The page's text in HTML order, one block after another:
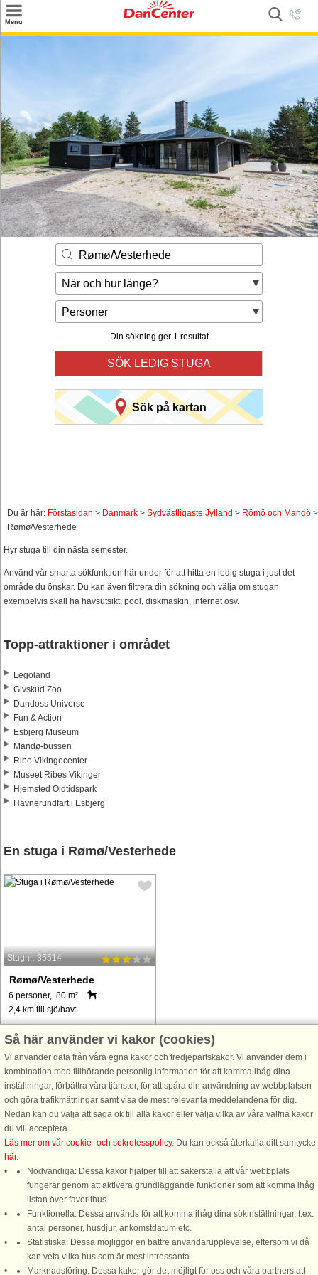
Menu
Info
Service
Kontakt
Husägare
Rømø/Vesterhede
När och hur länge?
Personer
Din sökning ger 1 resultat.
SÖK LEDIG STUGA
Sök på kartan
Du är här: Förstasidan > Danmark > Sydvästligaste Jylland > Römö och Mandö >
Rømø/Vesterhede
Hyr stuga till din nästa semester.
Använd vår smarta sökfunktion här under för att hitta en ledig stuga i just det
område du önskar. Du kan även filtrera din sökning och välja om stugan
exempelvis skall ha havsutsikt, pool, diskmaskin, internet osv.
Topp-attraktioner i området
Legoland
Givskud Zoo
Dandoss Universe
Fun & Action
Esbjerg Museum
Mandø-bussen
Ribe Vikingecenter
Museet Ribes Vikinger
Hjemsted Oldtidspark
Havnerundfart i Esbjerg
En stuga i Rømø/Vesterhede
Stugnr: 35514
Rømø/Vesterhede
6 personer, 80 m²
2,4 km till sjö/hav:.
Stråtækt sommerhus beliggende på
stor, afskærmet naturgrund i
gåafstand fra indkøbsmuligheder og
gode spisesteder. Huset er indrettet
med en rummelig stue, hvor der er
udsigt over naturgrunden. I stuen ...
från 4.198 SEK
DanCenter A/S - Kronprinsensgade 3, 2. - 1114 København K - Danmark
Tel.: +45 70 13 00 00 - Fax.: +45 70 13 70 70 - Bank: Danske Bank/Stockholm
Bank-giro nr. 5209-6575 - CVR: 67324013
Så här använder vi kakor (cookies)
Vi använder data från våra egna kakor och tredjepartskakor. Vi använder dem i
kombination med tillhörande personlig information för att komma ihåg dina
inställningar, förbättra våra tjänster, för att spåra din användning av webbplatsen
och göra trafikmätningar samt visa de mest relevanta meddelandena för dig.
Nedan kan du välja att säga ok till alla kakor eller välja vilka av våra valfria kakor
du vill acceptera.
Läs mer om vår cookie- och sekretesspolicy. Du kan också återkalla ditt samtycke
här.
Nödvändiga: Dessa kakor hjälper till att säkerställa att vår webbplats
fungerar genom att aktivera grundläggande funktioner som att komma ihåg
listan över favorithus.
Funktionella: Dessa används för att komma ihåg dina sökinställningar, t.ex.
antal personer, husdjur, ankomstdatum etc.
Statistiska: Dessa möjliggör en bättre användarupplevelse, eftersom vi då
kan veta vilka hus som är mest intressanta.
Marknadsföring: Dessa kakor gör det möjligt för oss och våra partners att